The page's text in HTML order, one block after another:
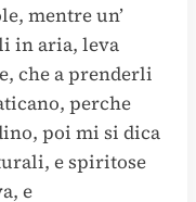
mentre un’
in aria, leva
che a prenderli
perche
poi mi si dica
e spiritose
e